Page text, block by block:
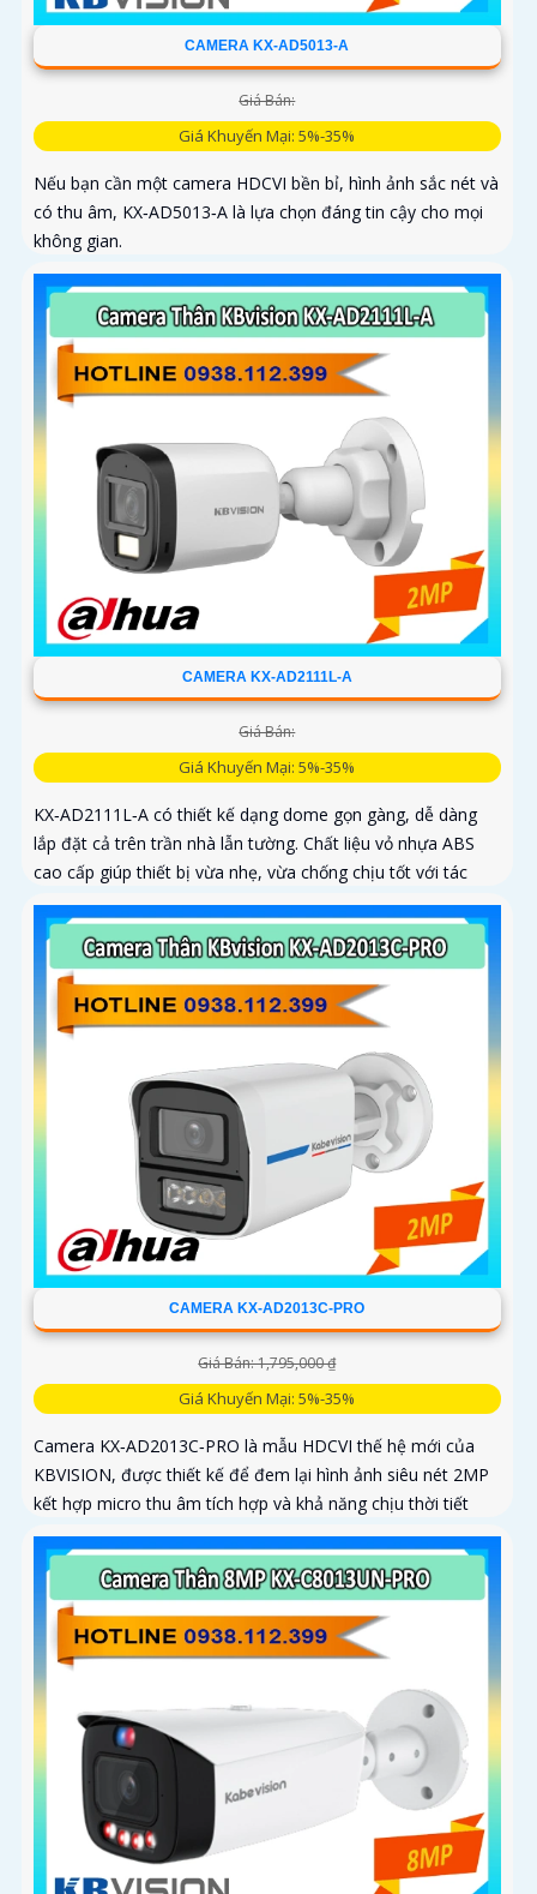
CAMERA KX-AD5013-A
Giá Bán:
Giá Khuyến Mại: 5%-35%
Nếu bạn cần một camera HDCVI bền bỉ, hình ảnh sắc nét và
có thu âm, KX‑AD5013‑A là lựa chọn đáng tin cậy cho mọi
không gian.
CAMERA KX-AD2111L-A
Giá Bán:
Giá Khuyến Mại: 5%-35%
KX‑AD2111L‑A có thiết kế dạng dome gọn gàng, dễ dàng
lắp đặt cả trên trần nhà lẫn tường. Chất liệu vỏ nhựa ABS
cao cấp giúp thiết bị vừa nhẹ, vừa chống chịu tốt với tác
động của môi trường bên ngoài
CAMERA KX-AD2013C-PRO
Giá Bán: 1,795,000 ₫
Giá Khuyến Mại: 5%-35%
Camera KX‑AD2013C‑PRO là mẫu HDCVI thế hệ mới của
KBVISION, được thiết kế để đem lại hình ảnh siêu nét 2MP
kết hợp micro thu âm tích hợp và khả năng chịu thời tiết
vượt trội. Đây là giải pháp giám sát đáng tin cậy cho gia
đình, cửa hàng, nhà kho, xưởng sản xuất… hoạt động bền
bỉ cả ngày lẫn đêm